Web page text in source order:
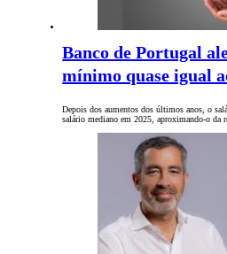
Banco de Portugal
mínimo quase igual
Depois dos aumentos dos últimos anos, o
salário mediano em 2025, aproximando-o da